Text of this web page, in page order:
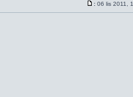
: 06 lis 2011,